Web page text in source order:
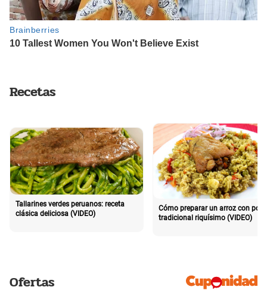
Recetas
Tallarines verdes peruanos: receta
clásica deliciosa (VIDEO)
Cómo preparar un arroz con pollo
tradicional riquísimo (VIDEO)
Ofertas